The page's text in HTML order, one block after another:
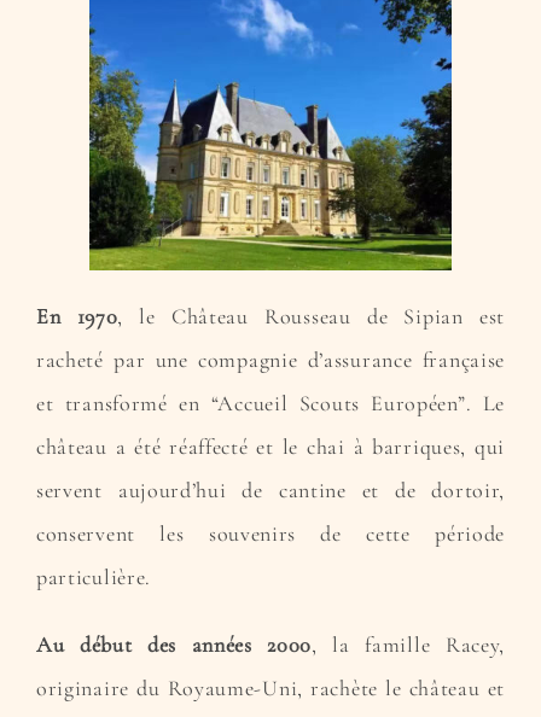
En 1970, le Château Rousseau de Sipian est
racheté par une compagnie d’assurance française
et transformé en “Accueil Scouts Européen”. Le
château a été réaffecté et le chai à barriques, qui
servent aujourd’hui de cantine et de dortoir,
conservent les souvenirs de cette période
particulière.
Au début des années 2000, la famille Racey,
originaire du Royaume-Uni, rachète le château et